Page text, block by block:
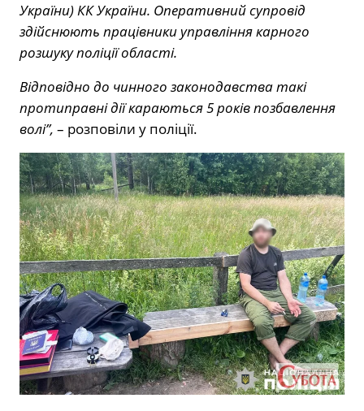
України) КК України. Оперативний супровід
здійснюють працівники управління карного
розшуку поліції області.
Відповідно до чинного законодавства такі
протиправні дії караються 5 років позбавлення
волі”, – розповіли у поліції.